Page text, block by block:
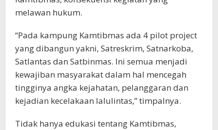
melawan hukum.
“Pada kampung Kamtibmas ada 4 pilot project
yang dibangun yakni, Satreskrim, Satnarkoba,
Satlantas dan Satbinmas. Ini semua menjadi
kewajiban masyarakat dalam hal mencegah
tingginya angka kejahatan, pelanggaran dan
kejadian kecelakaan lalulintas,” timpalnya.
Tidak hanya edukasi tentang Kamtibmas,